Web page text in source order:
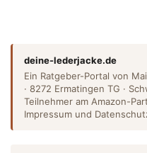
deine-lederjacke.de
Ein Ratgeber-Portal von
· 8272 Ermatingen TG ·
Teilnehmer am Amazon-
Impressum und